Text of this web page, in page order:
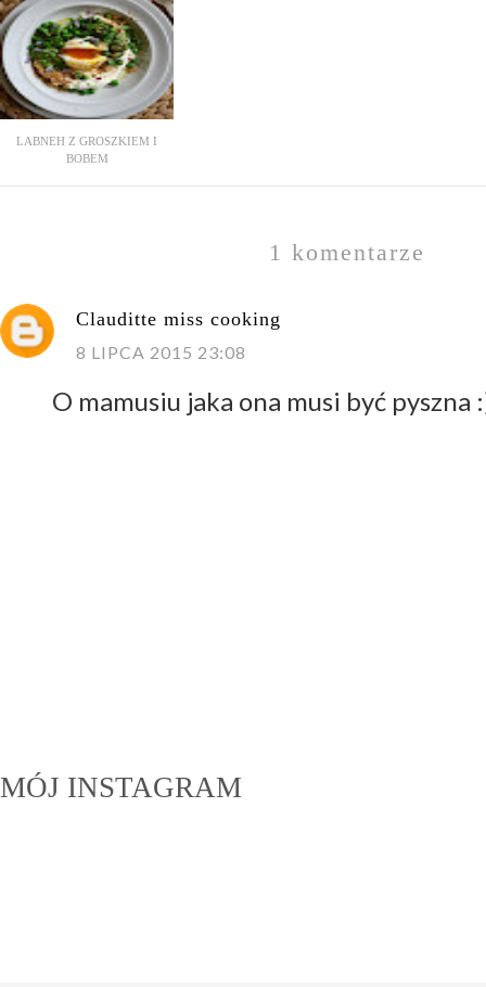
LABNEH Z GROSZKIEM I
BOBEM
1 komentarze
Clauditte miss cooking
8 LIPCA 2015 23:08
O mamusiu jaka ona musi być pyszna
MÓJ INSTAGRAM